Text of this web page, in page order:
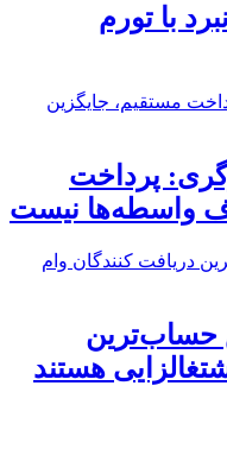
در نبرد با تورم
پرداخت
واسطه‌ها نیست
حساب‌ترین
هستند